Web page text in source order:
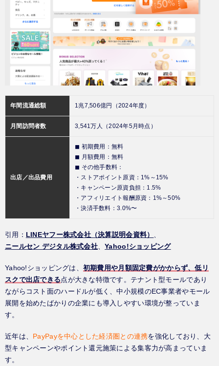
年間流通総額 1兆7,506億円（2024年度）
月間訪問者数 3,541万人（2024年5月時点）
出店／出品費用
◼︎ 初期費用：無料
◼︎ 月額費用：無料
◼︎ その他手数料：
・ストアポイント原資：1%～15%
・キャンペーン原資負担：1.5%
・アフィリエイト報酬原資：1%～50%
・決済手数料：3.0%〜
引用： LINEヤフー株式会社（決算説明会資料）
ニールセン デジタル株式会社、Yahoo!ショッピング
Yahoo!ショッピングは、 初期費用や月額固定費がかからず、低リ
スクで出店できる点が大きな特徴です。テナント型モールであり
ながらコスト面のハードルが低く、中小規模のEC事業者やモール
展開を始めたばかりの企業にも導入しやすい環境が整っていま
す。
近年は、 PayPayを中心とした経済圏との連携を強化しており、大
型キャンペーンやポイント還元施策による集客力が高まっていま
す。